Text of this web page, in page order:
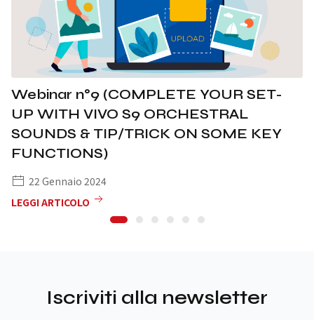
Webinar n°9 (COMPLETE YOUR SET-
UP WITH VIVO S9 ORCHESTRAL
SOUNDS & TIP/TRICK ON SOME KEY
FUNCTIONS)
22 Gennaio 2024
LEGGI ARTICOLO
Iscriviti alla newsletter